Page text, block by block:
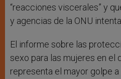
“reacciones viscerales” y
y agencias de la ONU
El informe sobre las
sexo para las mujeres en el
representa el mayor golpe